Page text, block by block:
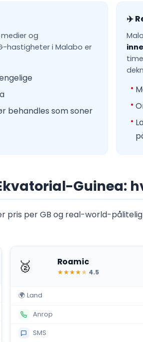
medier og
hastigheter i Malabo er
behandles som soner
✈️
Guinea:
per GB og real-world-
🥈 Roamic
★★★★★ 4.5
🌍 Land
Anrop
SMS